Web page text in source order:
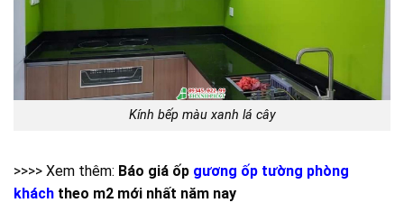
Kính bếp màu xanh lá cây
>>>> Xem thêm: Báo giá ốp gương ốp tường phòng
khách theo m2 mới nhất năm nay